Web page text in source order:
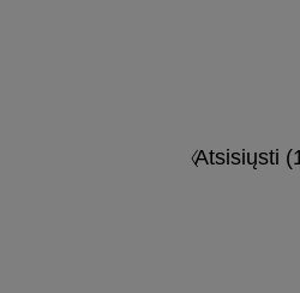
Atsisiųsti